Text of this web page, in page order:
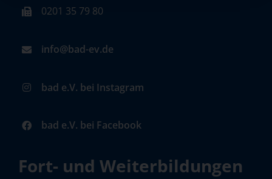
0201 35 79 80
info@bad-ev.de
bad e.V. bei Instagram
bad e.V. bei Facebook
Fort- und Weiterbildungen